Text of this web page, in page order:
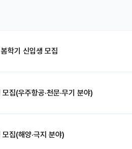
학기 신입생 모집
집(우주항공·천문·무기 분야)
집(해양·극지 분야)